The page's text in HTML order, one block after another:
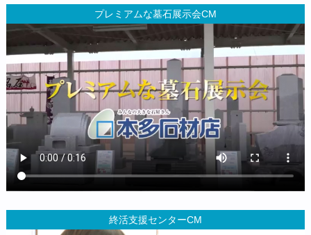
プレミアムな墓石展示会CM
終活支援センターCM